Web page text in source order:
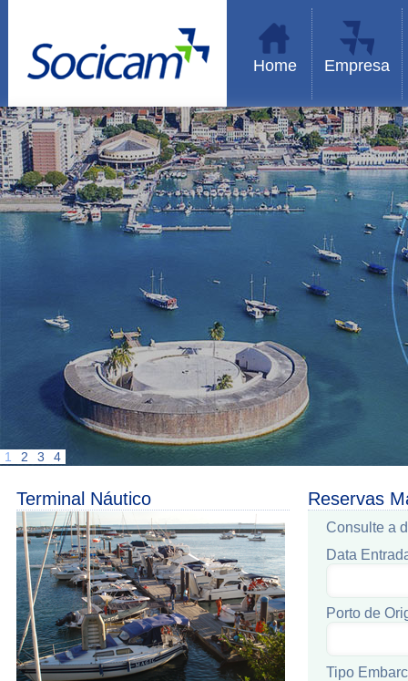
Home Empresa
1 2 3 4
Terminal Náutico Reservas
Consulte a
Data
Porto de
Tipo